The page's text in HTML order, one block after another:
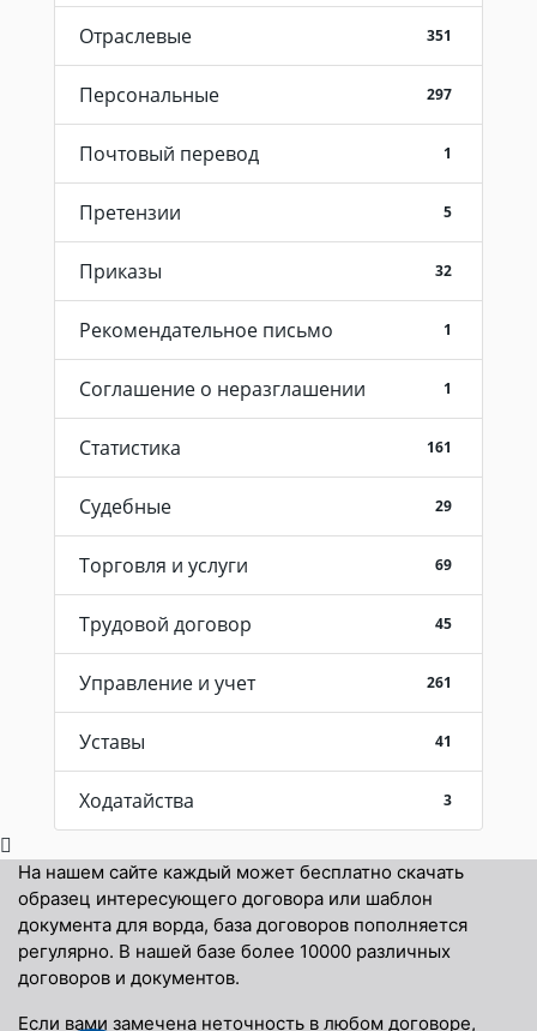
Отраслевые 351
Персональные 297
Почтовый перевод 1
Претензии 5
Приказы 32
Рекомендательное письмо 1
Соглашение о неразглашении 1
Статистика 161
Судебные 29
Торговля и услуги 69
Трудовой договор 45
Управление и учет 261
Уставы 41
Ходатайства 3
На нашем сайте каждый может бесплатно скачать
образец интересующего договора или шаблон
документа для ворда, база договоров пополняется
регулярно. В нашей базе более 10000 различных
договоров и документов.
Если вами замечена неточность в любом договоре,